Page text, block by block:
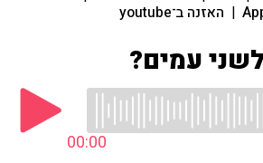
| האזנה ב־youtube
עמים?
00:00